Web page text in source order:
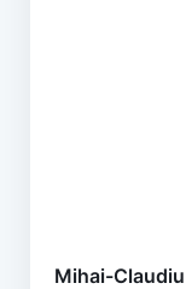
Mihai-Claudiu